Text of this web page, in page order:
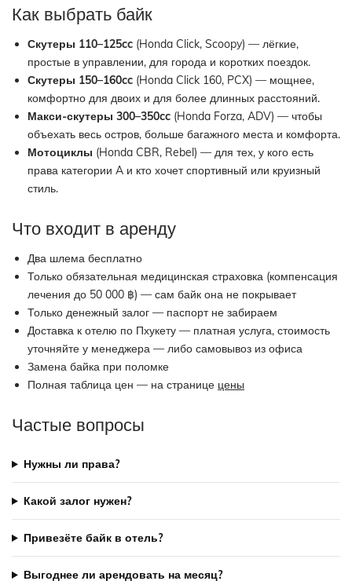
Как выбрать байк
Скутеры 110–125cc (Honda Click, Scoopy) — лёгкие,
простые в управлении, для города и коротких поездок.
Скутеры 150–160cc (Honda Click 160, PCX) — мощнее,
комфортно для двоих и для более длинных расстояний.
Макси-скутеры 300–350cc (Honda Forza, ADV) — чтобы
объехать весь остров, больше багажного места и комфорта.
Мотоциклы (Honda CBR, Rebel) — для тех, у кого есть
права категории A и кто хочет спортивный или круизный
стиль.
Что входит в аренду
Два шлема бесплатно
Только обязательная медицинская страховка (компенсация
лечения до 50 000 ฿) — сам байк она не покрывает
Только денежный залог — паспорт не забираем
Доставка к отелю по Пхукету — платная услуга, стоимость
уточняйте у менеджера — либо самовывоз из офиса
Замена байка при поломке
Полная таблица цен — на странице цены
Частые вопросы
Нужны ли права?
Какой залог нужен?
Привезёте байк в отель?
Выгоднее ли арендовать на месяц?